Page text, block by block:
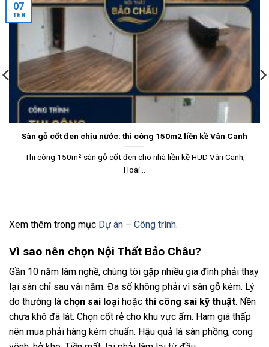
Sàn gỗ cốt đen chịu nước: thi công 150m2 liền kề Vân Canh
Thi công 150m² sàn gỗ cốt đen cho nhà liền kề HUD Vân Canh,
Hoài...
07
Th8
Xem thêm trong mục Dự án – Công trình.
Vì sao nên chọn Nội Thất Bảo Châu?
Gần 10 năm làm nghề, chúng tôi gặp nhiều gia đình phải thay
lại sàn chỉ sau vài năm. Đa số không phải vì sàn gỗ kém. Lý
do thường là chọn sai loại hoặc thi công sai kỹ thuật. Nền
chưa khô đã lát. Chọn cốt rẻ cho khu vực ẩm. Ham giá thấp
nên mua phải hàng kém chuẩn. Hậu quả là sàn phồng, cong